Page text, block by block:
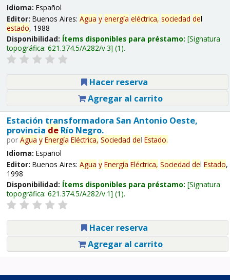
Idioma: Español
Editor: Buenos Aires: Agua y energía eléctrica, sociedad del
estado, 1988
Disponibilidad: Ítems disponibles para préstamo: Signatura
topográfica: 621.374.5/A282/v.3 (1).
Hacer reserva
Agregar al carrito
Estación transformadora San Antonio Oeste,
provincia deRío Negro.
por Agua y Energía Eléctrica, Sociedad del Estado.
Idioma: Español
Editor: Buenos Aires: Agua y Energía Eléctrica, Sociedad del Estado,
1998
Disponibilidad: Ítems disponibles para préstamo: Signatura
topográfica: 621.374.5/A282/v.1 (1).
Hacer reserva
Agregar al carrito